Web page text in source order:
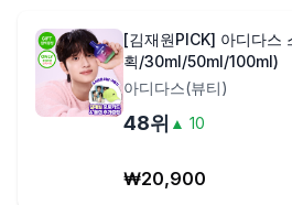
[김재원PICK] 아디다스
획/30ml/50ml/100ml)
아디다스(뷰티)
48위 ▲ 10
₩20,900